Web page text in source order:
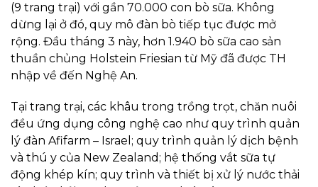
(9 trang trại) với gần 70.000 con bò sữa. Không
dừng lại ở đó, quy mô đàn bò tiếp tục được mở
rộng. Đầu tháng 3 này, hơn 1.940 bò sữa cao sản
thuần chủng Holstein Friesian từ Mỹ đã được TH
nhập về đến Nghệ An.
Tại trang trại, các khâu trong trồng trọt, chăn nuôi
đều ứng dụng công nghệ cao như quy trình quản
lý đàn Afifarm – Israel; quy trình quản lý dịch bệnh
và thú y của New Zealand; hệ thống vắt sữa tự
động khép kín; quy trình và thiết bị xử lý nước thải